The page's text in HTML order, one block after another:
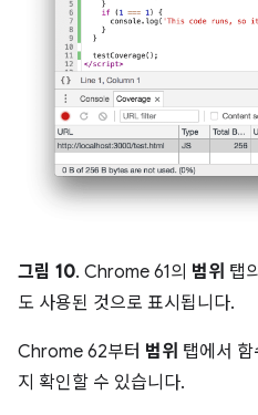
그림 10. Chrome 61의 범위 탭
도 사용된 것으로 표시됩니다.
Chrome 62부터 범위 탭에서
지 확인할 수 있습니다.